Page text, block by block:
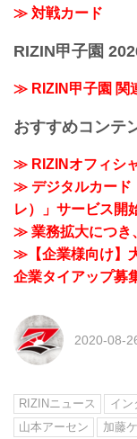
≫ 対戦カード
RIZIN甲子園
≫ RIZIN甲子園 関
おすすめコンテ
≫ RIZINオフィシ
≫ デジタルカード
レ）」サービス開
≫ 業務拡大につき
≫【企業様向け】
企業タイアップ募
2020-08-
RIZINニュース イン
山本アーセン
加藤